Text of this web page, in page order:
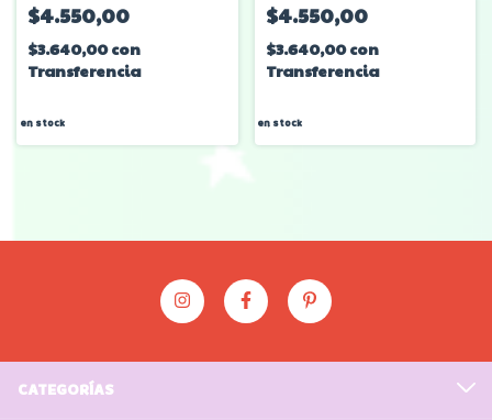
$4.550,00
$3.640,00con
Transferencia
en stock
$4.550,00
$3.640,00con
Transferencia
en stock
CATEGORÍAS